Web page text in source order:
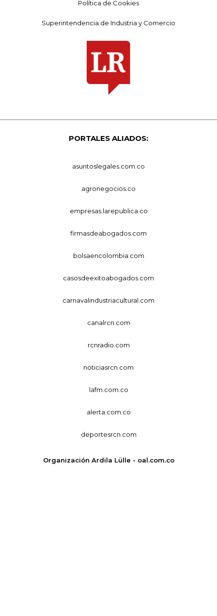
Política de Cookies
Superintendencia de Industria y Comercio
PORTALES ALIADOS:
asuntoslegales.com.co
agronegocios.co
empresas.larepublica.co
firmasdeabogados.com
bolsaencolombia.com
casosdeexitoabogados.com
carnavalindustriacultural.com
canalrcn.com
rcnradio.com
noticiasrcn.com
lafm.com.co
alerta.com.co
deportesrcn.com
Organización Ardila Lülle - oal.com.co